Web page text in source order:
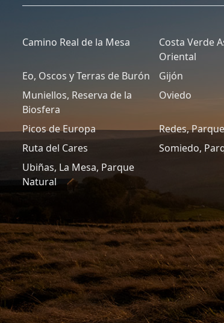
Camino Real de la Mesa
Costa Verde
Oriental
Eo, Oscos y Terras de Burón
Gijón
Muniellos, Reserva de la
Biosfera
Oviedo
Picos de Europa
Redes,
Ruta del Cares
Somiedo,
Ubiñas, La Mesa, Parque
Natural